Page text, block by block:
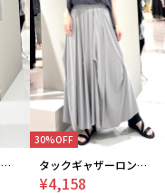
サイドピンタックテーパードパンツ
30%OFF
タックギャザーロングスカート
¥4,158